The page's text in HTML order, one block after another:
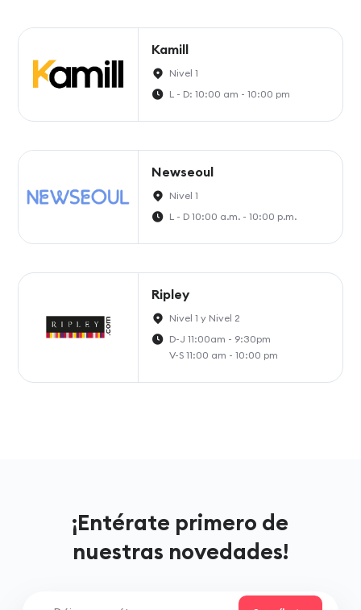
Kamill
Nivel 1
L - D: 10:00 am - 10:00 pm
Newseoul
Nivel 1
L - D 10:00 a.m. - 10:00 p.m.
Ripley
Nivel 1 y Nivel 2
D-J 11:00am - 9:30pm
V-S 11:00 am - 10:00 pm
¡Entérate primero de
nuestras novedades!